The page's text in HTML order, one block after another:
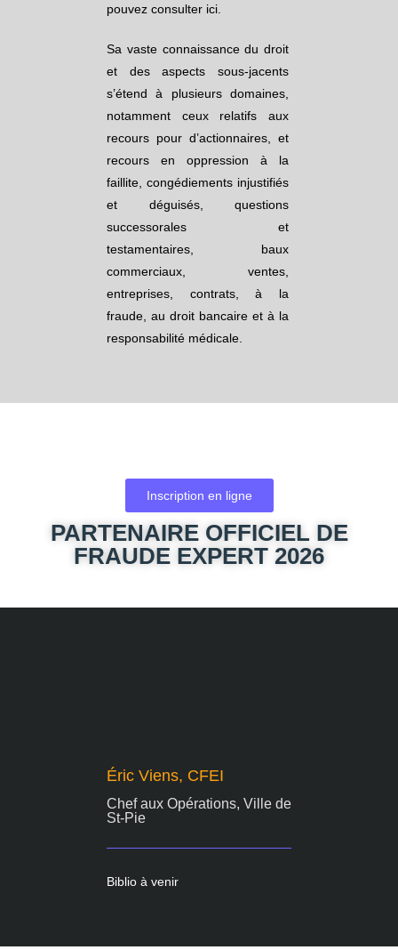
pouvez consulter ici.
Sa vaste connaissance du droit
et des aspects sous-jacents
s’étend à plusieurs domaines,
notamment ceux relatifs aux
recours pour d’actionnaires, et
recours en oppression à la
faillite, congédiements injustifiés
et déguisés, questions
successorales et
testamentaires, baux
commerciaux, ventes,
entreprises, contrats, à la
fraude, au droit bancaire et à la
responsabilité médicale.
Inscription en ligne
PARTENAIRE OFFICIEL DE
FRAUDE EXPERT 2026
Éric Viens, CFEI
Chef aux Opérations, Ville de
St-Pie
Biblio à venir